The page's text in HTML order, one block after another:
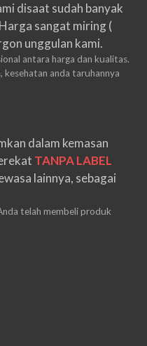
disaat sudah banyak
sangat miring (
unggulan kami.
antara harga dan kualitas.
kesehatan anda taruhannya
dalam kemasan
TANPA LABEL
lainnya, sebagai
telah membeli produk